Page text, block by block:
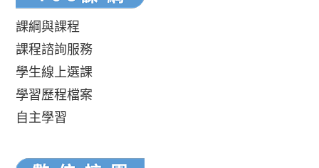
課綱與課程
課程諮詢服務
學生線上選課
學習歷程檔案
自主學習